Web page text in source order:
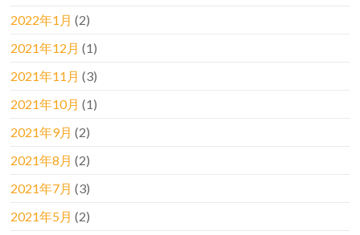
2022年1月 (2)
2021年12月 (1)
2021年11月 (3)
2021年10月 (1)
2021年9月 (2)
2021年8月 (2)
2021年7月 (3)
2021年5月 (2)